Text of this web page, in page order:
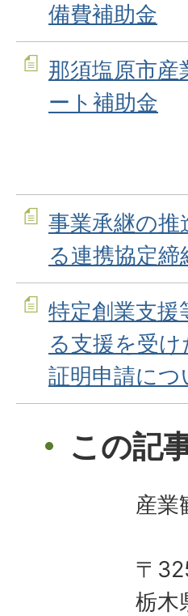
備費補助金
那須塩原市産
ート補助金
事業承継の推
る連携協定締
特定創業支援
る支援を受
証明申請につ
この記
産業
〒
栃木